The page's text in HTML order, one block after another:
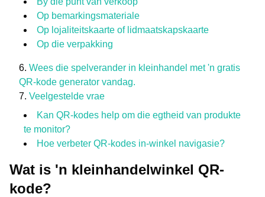
Op bemarkingsmateriale
Op lojaliteitskaarte of lidmaatskapskaarte
Op die verpakking
Wees die spelverander in kleinhandel met 'n gratis
QR-kode generator vandag.
Veelgestelde vrae
Kan QR-kodes help om die egtheid van produkte
te monitor?
Hoe verbeter QR-kodes in-winkel navigasie?
Wat is 'n kleinhandelwinkel QR-
kode?